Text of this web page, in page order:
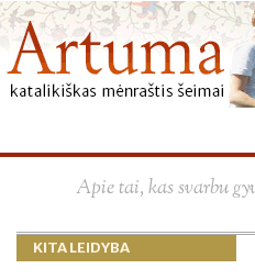
Apie tai, kas svarbu
KITA LEIDYBA